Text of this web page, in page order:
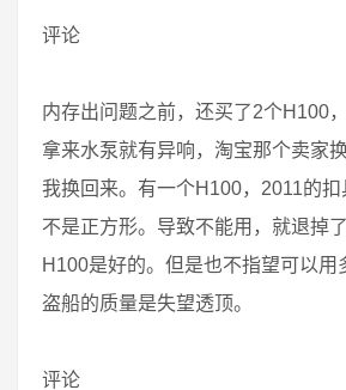
评论
内存出问题之前，还买了2个H100
拿来水泵就有异响，淘宝那个卖家
我换回来。有一个H100，2011的
不是正方形。导致不能用，就退掉
H100是好的。但是也不指望可以用
盗船的质量是失望透顶。
评论